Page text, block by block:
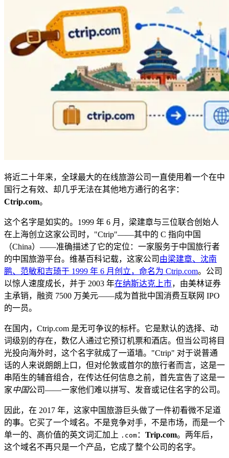
将近二十年来，全球最大的在线旅游公司一直使用着一个在中
国行之有效、却几乎无法在其他地方通行的名字：
Ctrip.com。
这个名字是如实的。1999 年 6 月，梁建章与三位联合创始人
在上海创立这家公司时，"Ctrip"——其中的 C 指向中国
（China）——准确描述了它的定位：一家服务于中国旅行者
的中国旅游平台。维基百科记载，这家公司 由梁建章、沈南
鹏、范敏和吉琦于 1999 年 6 月创立，命名为 Ctrip.com。公司
以惊人速度成长，并于 2003 年在纳斯达克上市，由美林证券
主承销，融资 7500 万美元——成为首批中国消费互联网 IPO
的一员。
在国内，Ctrip.com 是无可争议的标杆。它是默认的选择、动
词级别的存在，数亿人通过它预订机票和酒店。但当公司将目
光投向海外时，这个名字就成了一道墙。"Ctrip" 对于说普通
话的人来说朗朗上口，但对伦敦或首尔的旅行者而言，这是一
串陌生的辅音组合，在传达任何信息之前，首先宣告了这是一
家中国公司——一家他们难以拼写、发音或记住名字的公司。
因此，在 2017 年，这家中国旅游巨头做了一件初看微不足道
的事。它买了一个域名。不是竞争对手，不是市场，而是一个
单一的、高价值的英文词汇加上 .com ： Trip.com。两年后，
这个域名不再只是一个产品，它成了整个公司的名字。